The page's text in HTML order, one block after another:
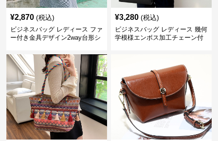
¥2,870 (税込)
ビジネスバッグ レディース ファ
ー付き金具デザイン2way台形シ
¥3,280 (税込)
ビジネスバッグ レディース 幾何
学模様エンボス加工チェーン付